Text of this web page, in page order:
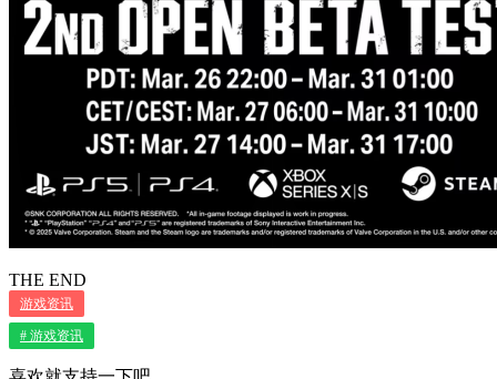
THE END
游戏资讯
# 游戏资讯